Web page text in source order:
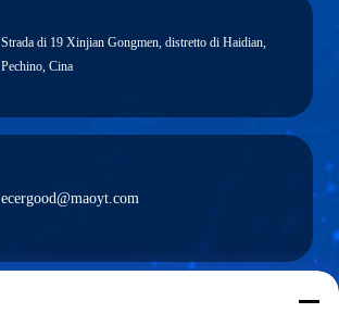
Strada di 19 Xinjian Gongmen, distretto di Haidian,
Pechino, Cina
ecergood@maoyt.com